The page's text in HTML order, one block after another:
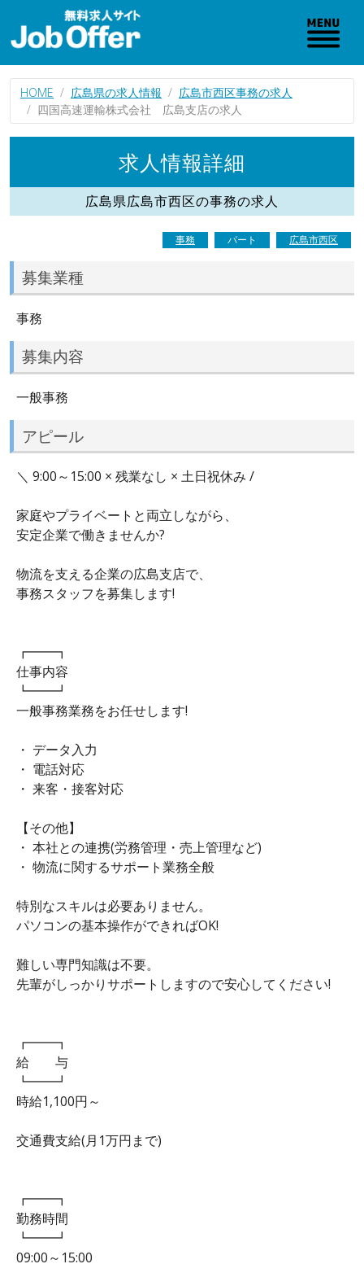
HOME 広島県の求人情報
広島市西区事務の求人
四国高速運輸株式会社 広島支店の求人
求人情報詳細
広島県広島市西区の事務の求人
事務 パート 広島市西区
募集業種
事務
募集内容
一般事務
アピール
＼ 9:00～15:00 × 残業なし × 土日祝休み /
家庭やプライベートと両立しながら、
安定企業で働きませんか?
物流を支える企業の広島支店で、
事務スタッフを募集します!
┏━━┓
仕事内容
┗━━┛
一般事務業務をお任せします!
・ データ入力
・ 電話対応
・ 来客・接客対応
【その他】
・ 本社との連携(労務管理・売上管理など)
・ 物流に関するサポート業務全般
特別なスキルは必要ありません。
パソコンの基本操作ができればOK!
難しい専門知識は不要。
先輩がしっかりサポートしますので安心してください!
┏━━┓
給 与
┗━━┛
時給1,100円～
交通費支給(月1万円まで)
┏━━┓
勤務時間
┗━━┛
09:00～15:00